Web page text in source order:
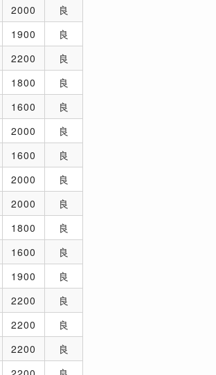
2000
良
1900
良
2200
良
1800
良
1600
良
2000
良
1600
良
2000
良
2000
良
1800
良
1600
良
1900
良
2200
良
2200
良
2200
良